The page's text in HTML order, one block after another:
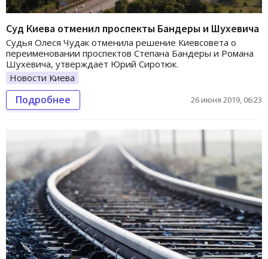
Суд Киева отменил проспекты Бандеры и Шухевича
Судья Олеся Чудак отменила решение Киевсовета о
переименовании проспектов Степана Бандеры и Романа
Шухевича, утверждает Юрий Сиротюк.
Новости Киева
Подробнее 26 июня 2019, 06:23